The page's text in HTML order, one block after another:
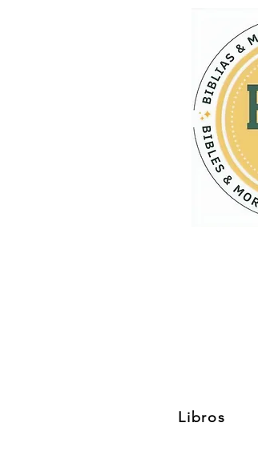
Libros